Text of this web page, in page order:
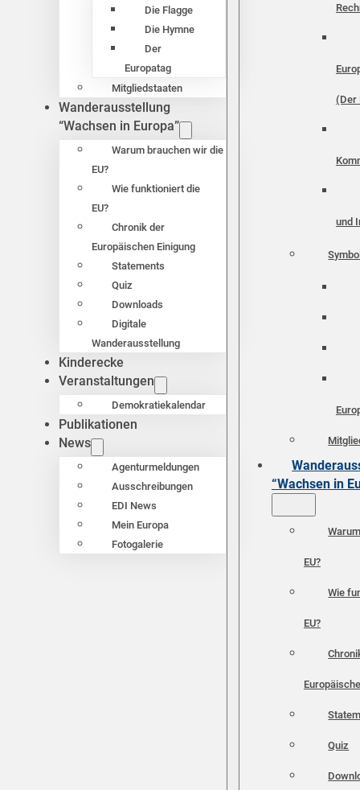
Die Flagge
Die Hymne
Der
Europatag
Mitgliedstaaten
Wanderausstellung
“Wachsen in Europa”
Warum brauchen wir die
EU?
Wie funktioniert die
EU?
Chronik der
Europäischen Einigung
Statements
Quiz
Downloads
Digitale
Wanderausstellung
Kinderecke
Veranstaltungen
Demokratiekalendar
Publikationen
News
Agenturmeldungen
Ausschreibungen
EDI News
Mein Europa
Fotogalerie
(Der
und
“Wachsen in
EU?
Wie
EU?
Quiz